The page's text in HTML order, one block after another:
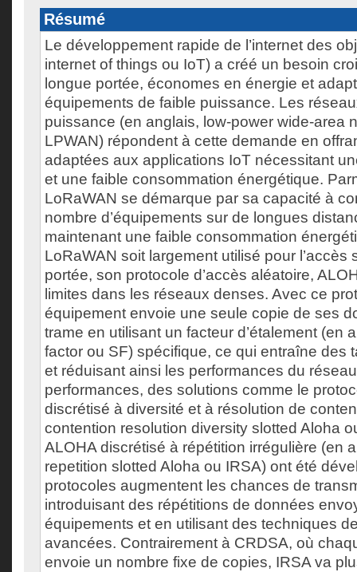
Résumé
Le développement rapide de l’internet des
internet of things ou IoT) a créé un besoin
longue portée, économes en énergie et
équipements de faible puissance. Les
puissance (en anglais, low-power wide-area
LPWAN) répondent à cette demande en
adaptées aux applications IoT nécessitant
et une faible consommation énergétique.
LoRaWAN se démarque par sa capacité à
nombre d’équipements sur de longues
maintenant une faible consommation
LoRaWAN soit largement utilisé pour l’accès
portée, son protocole d’accès aléatoire,
limites dans les réseaux denses. Avec ce
équipement envoie une seule copie de ses
trame en utilisant un facteur d’étalement (en
factor ou SF) spécifique, ce qui entraîne des
et réduisant ainsi les performances du
performances, des solutions comme le
discrétisé à diversité et à résolution de
contention resolution diversity slotted Aloha
ALOHA discrétisé à répétition irrégulière (en
repetition slotted Aloha ou IRSA) ont été
protocoles augmentent les chances de
introduisant des répétitions de données
équipements et en utilisant des techniques
avancées. Contrairement à CRDSA, où
envoie un nombre fixe de copies, IRSA va